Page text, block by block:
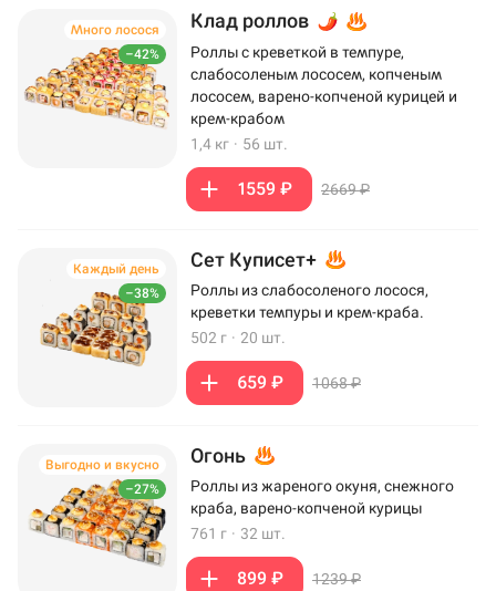
–42%
Много лосося Клад роллов
Роллы с креветкой в темпуре,
слабосоленым лососем, копченым
лососем, варено-копченой курицей и
крем-крабом
1,4 кг · 56 шт.
1559 ₽ 2669 ₽
–38%
Каждый день Сет Куписет+
Роллы из слабосоленого лосося,
креветки темпуры и крем-краба.
502 г · 20 шт.
659 ₽ 1068 ₽
–27%
Выгодно и вкусно Огонь
Роллы из жареного окуня, снежного
краба, варено-копченой курицы
761 г · 32 шт.
899 ₽ 1239 ₽